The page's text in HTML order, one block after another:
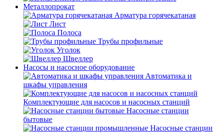
Металлопрокат
Арматура горячекатаная
Лист
Полоса
Трубы профильные
Уголок
Швеллер
Насосы и насосное оборудование
Автоматика и
шкафы управления
Комплектующие для насосов и насосных станций
Насосные станции
бытовые
Насосные станции